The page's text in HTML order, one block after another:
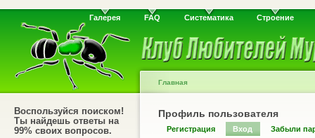
Галерея FAQ Систематика Строение
Воспользуйся поиском!
Ты найдешь ответы на
99% своих вопросов.
Главная
Профиль пользователя
Регистрация Вход Забыли